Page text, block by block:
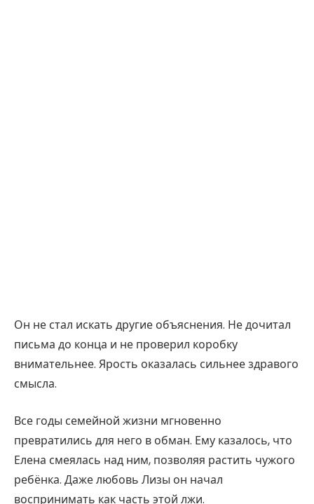
Он не стал искать другие объяснения. Не дочитал
письма до конца и не проверил коробку
внимательнее. Ярость оказалась сильнее здравого
смысла.
Все годы семейной жизни мгновенно
превратились для него в обман. Ему казалось, что
Елена смеялась над ним, позволяя растить чужого
ребёнка. Даже любовь Лизы он начал
воспринимать как часть этой лжи.